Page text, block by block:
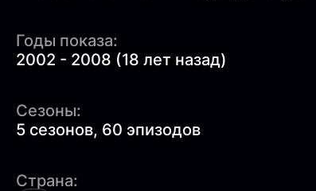
Годы показа:
2002 - 2008 (18 лет назад)
Сезоны:
5 сезонов, 60 эпизодов
Страна: